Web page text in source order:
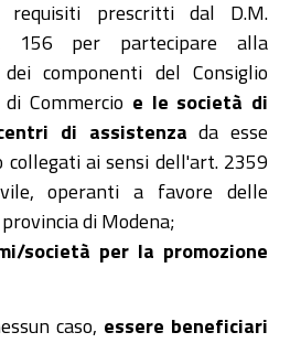
requisiti prescritti dal D.M.
156 per partecipare alla
dei componenti del Consiglio
Commercio e le società di
di assistenza da esse
collegati ai sensi dell'art. 2359
operanti a favore delle
di Modena;
società per la promozione
caso, essere beneficiari